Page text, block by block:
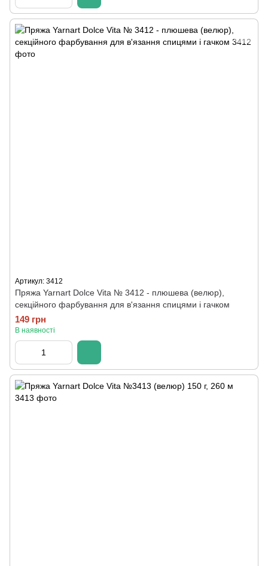
Артикул: 3412
Пряжа Yarnart Dolce Vita № 3412 - плюшева (велюр),
секційного фарбування для в'язання спицями і гачком
149 грн
В наявності